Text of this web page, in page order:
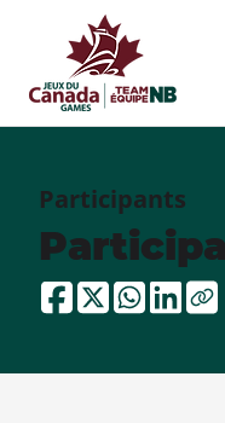
Participants